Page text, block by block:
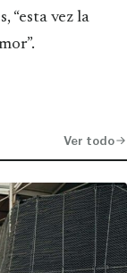
“esta vez la
Ver todo